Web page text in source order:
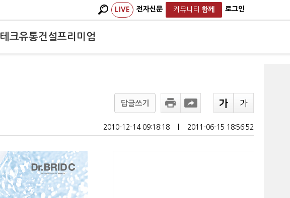
LIVE 전자신문 커뮤니티 함께 로그인
테크유통건설프리미엄
답글쓰기
2010-12-14 09:18:18 2011-06-15 18:56:52